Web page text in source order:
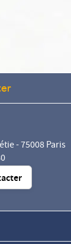
- 75008 Paris